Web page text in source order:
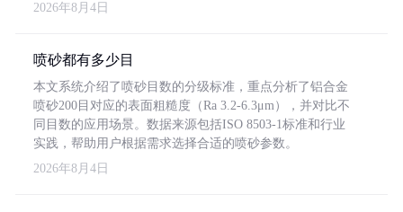
2026年8月4日
喷砂都有多少目
本文系统介绍了喷砂目数的分级标准，重点分析了铝合金
喷砂200目对应的表面粗糙度（Ra 3.2-6.3μm），并对比不
同目数的应用场景。数据来源包括ISO 8503-1标准和行业
实践，帮助用户根据需求选择合适的喷砂参数。
2026年8月4日